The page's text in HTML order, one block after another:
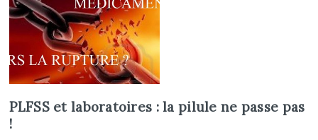
PLFSS et laboratoires : la pilule ne passe pas
!